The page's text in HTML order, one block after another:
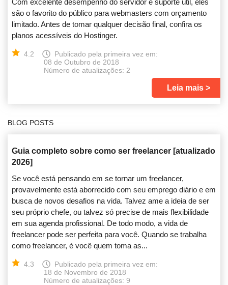
Com excelente desempenho do servidor e suporte útil, eles
são o favorito do público para webmasters com orçamento
limitado. Antes de tomar qualquer decisão final, confira os
planos acessíveis do Hostinger.
4.2
Publicado pela primeira vez em:
08 de Outubro de 2018
Número de atualizações: 2
Leia mais
BLOG POSTS
Guia completo sobre como ser freelancer [atualizado
2026]
Se você está pensando em se tornar um freelancer,
provavelmente está aborrecido com seu emprego diário e em
busca de novos desafios na vida. Talvez ame a ideia de ser
seu próprio chefe, ou talvez só precise de mais flexibilidade
em sua agenda profissional. De todo modo, a vida de
freelancer pode ser perfeita para você. Quando se trabalha
como freelancer, é você quem toma as...
4.3
Publicado pela primeira vez em:
18 de Novembro de 2018
Número de atualizações: 9